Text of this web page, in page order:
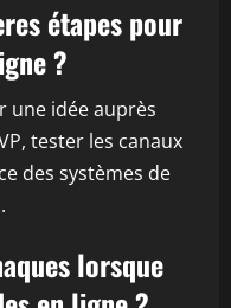
étapes pour
?
une idée auprès
tester les canaux
des systèmes de
lorsque